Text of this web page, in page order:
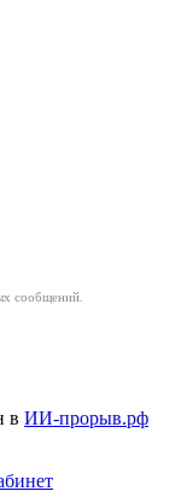
сообщений.
в ИИ-прорыв.рф